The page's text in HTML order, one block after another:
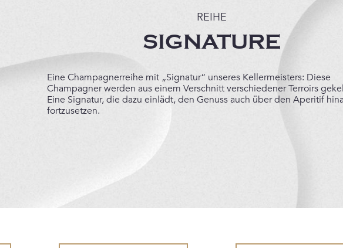
REIHE
SIGNATURE
Eine Champagnerreihe mit „Signatur“ unseres Kellermeisters: Diese
Champagner werden aus einem Verschnitt verschiedener Terroirs
Eine Signatur, die dazu einlädt, den Genuss auch über den Aperitif
fortzusetzen.